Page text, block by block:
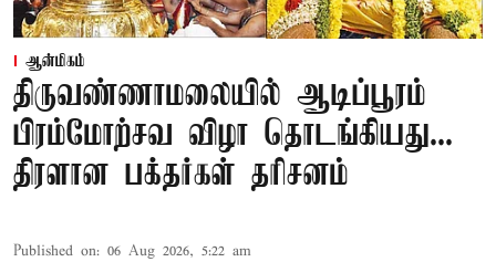
ஆன்மிகம்
திருவண்ணாமலையில் ஆடிப்பூரம்
பிரம்மோற்சவ விழா தொடங்கியது...
திரளான பக்தர்கள் தரிசனம்
Published on: 06 Aug 2026, 5:22 am